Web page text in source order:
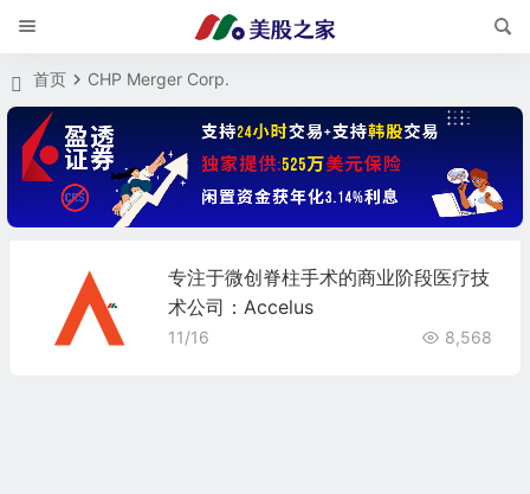
首页 CHP Merger Corp.
专注于微创脊柱手术的商业阶段医疗技
术公司：Accelus
11/16 8,568